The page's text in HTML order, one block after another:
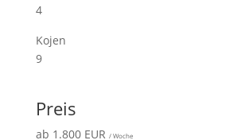
4
Kojen
9
Preis
ab 1.800 EUR / Woche